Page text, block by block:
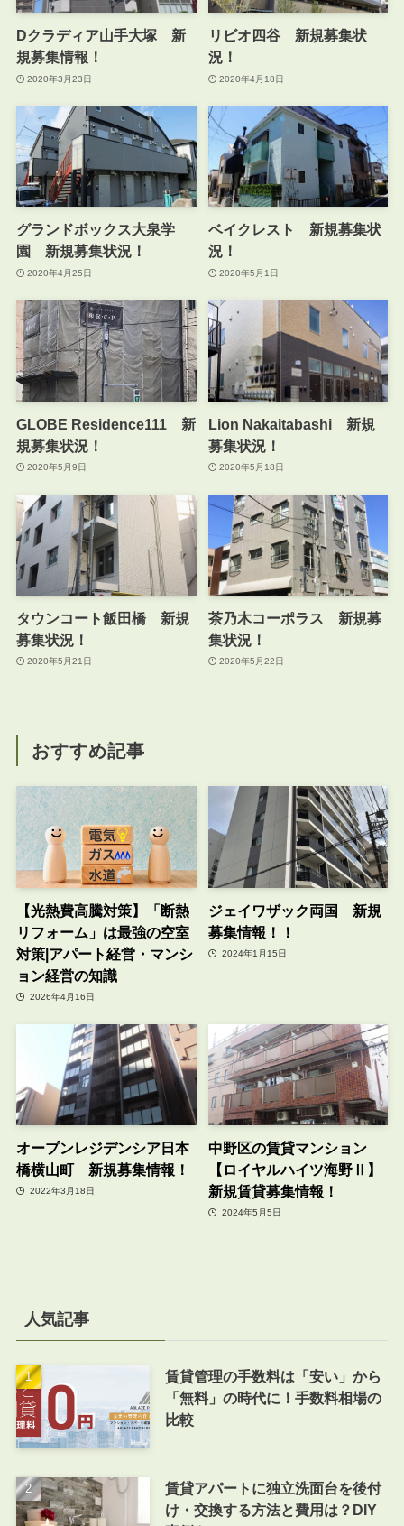
Dクラディア山手大塚 新
規募集情報！
2020年3月23日
リビオ四谷 新規募集状
況！
2020年4月18日
グランドボックス大泉学
園 新規募集状況！
2020年4月25日
ベイクレスト 新規募集状
況！
2020年5月1日
GLOBE Residence111 新
規募集状況！
2020年5月9日
Lion Nakaitabashi 新規
募集状況！
2020年5月18日
タウンコート飯田橋 新規
募集状況！
2020年5月21日
茶乃木コーポラス 新規募
集状況！
2020年5月22日
おすすめ記事
【光熱費高騰対策】「断熱
リフォーム」は最強の空室
対策|アパート経営・マンシ
ョン経営の知識
2026年4月16日
ジェイワザック両国 新規
募集情報！！
2024年1月15日
オープンレジデンシア日本
橋横山町 新規募集情報！
2022年3月18日
中野区の賃貸マンション
【ロイヤルハイツ海野Ⅱ】
新規賃貸募集情報！
2024年5月5日
人気記事
賃貸管理の手数料は「安い」から
「無料」の時代に！手数料相場の
比較
賃貸アパートに独立洗面台を後付
け・交換する方法と費用は？DIY